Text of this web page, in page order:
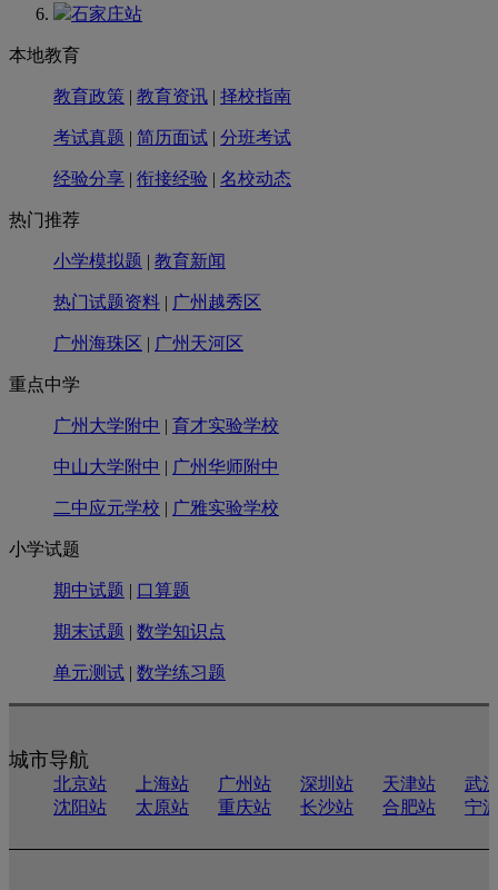
石家庄站
本地教育
教育政策 | 教育资讯 | 择校指南
考试真题 | 简历面试 | 分班考试
经验分享 | 衔接经验 | 名校动态
热门推荐
小学模拟题 | 教育新闻
热门试题资料 | 广州越秀区
广州海珠区 | 广州天河区
重点中学
广州大学附中 | 育才实验学校
中山大学附中 | 广州华师附中
二中应元学校 | 广雅实验学校
小学试题
期中试题 | 口算题
期末试题 | 数学知识点
单元测试 | 数学练习题
城市导航
北京站 上海站 广州站 深圳站 天津站
武
沈阳站
太原站 重庆站 长沙站 合肥站 宁